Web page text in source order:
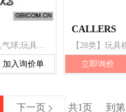
【28类】玩具;玩具气球;玩具娃娃进食瓶;玩具.;积木(玩具);盖房玩具;晚会、舞会道具;多米诺骨牌;玩具手枪;闹剧玩具
加入询价单
CALLERS
立即询价
下一页  共1页 到第